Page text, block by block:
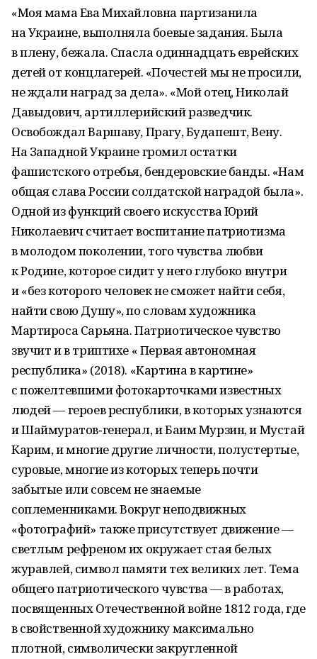
«Моя мама Ева Михайловна партизанила
на Украине, выполняла боевые задания. Была
в плену, бежала. Спасла одиннадцать еврейских
детей от конц­лагерей. «Почестей мы не просили,
не ждали наград за дела». «Мой отец, Николай
Давыдович, артиллерийский разведчик.
Освобождал Варшаву, Прагу, Будапешт, Вену.
На Западной Украине громил остатки
фашистского отребья, бендеровские банды. «Нам
общая слава России солдатской наградой была».
Одной из функций своего искусства Юрий
Николаевич считает воспитание патриотизма
в молодом поколении, того чувства любви
к Родине, которое сидит у него глубоко внутри
и «без которого человек не сможет найти себя,
найти свою Душу», по словам художника
Мартироса Сарьяна. Патриотическое чувство
звучит и в триптихе « Первая автономная
республика» (2018). «Картина в картине»
с пожелтевшими фотокарточками известных
людей — героев республики, в которых узнаются
и Шаймуратов‑генерал, и Баим Мурзин, и Мустай
Карим, и многие другие личности, полустертые,
суровые, многие из которых теперь почти
забытые или совсем не знаемые
соплеменниками. Вокруг неподвижных
«фотографий» также присутствует движение —
светлым рефреном их окружает стая белых
журавлей, символ памяти тех великих лет. Тема
общего патриотического чувства — в работах,
посвященных Отечественной войне 1812 года, где
в свойственной художнику максимально
плотной, символически закругленной